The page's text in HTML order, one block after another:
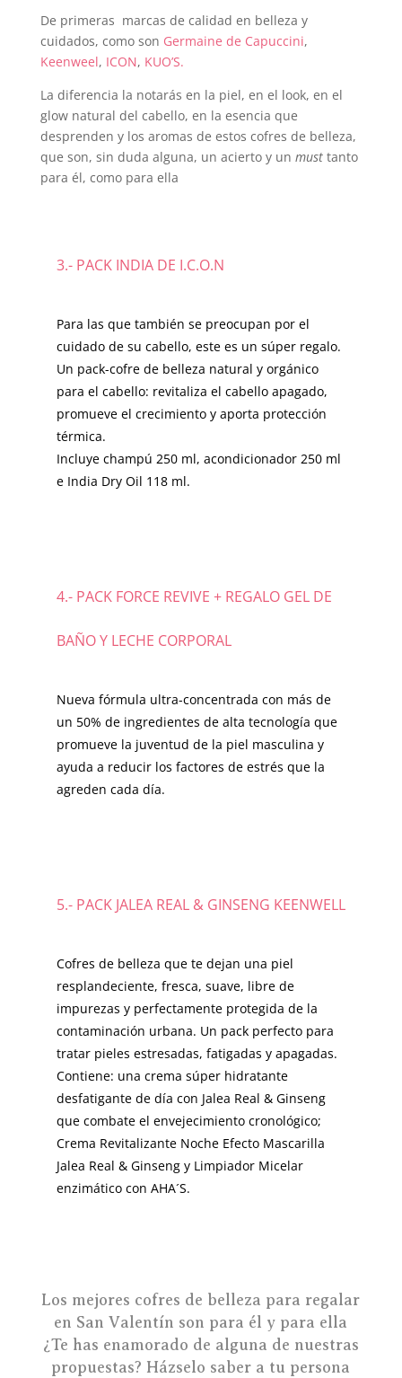
De primeras marcas de calidad en belleza y
cuidados, como son Germaine de Capuccini,
Keenweel, ICON, KUO’S.
La diferencia la notarás en la piel, en el look, en el
glow natural del cabello, en la esencia que
desprenden y los aromas de estos cofres de belleza,
que son, sin duda alguna, un acierto y un must tanto
para él, como para ella
3.- PACK INDIA DE I.C.O.N
Para las que también se preocupan por el
cuidado de su cabello, este es un súper regalo.
Un pack-cofre de belleza natural y orgánico
para el cabello: revitaliza el cabello apagado,
promueve el crecimiento y aporta protección
térmica.
Incluye champú 250 ml, acondicionador 250 ml
e India Dry Oil 118 ml.
4.- PACK FORCE REVIVE + REGALO GEL DE
BAÑO Y LECHE CORPORAL
Nueva fórmula ultra-concentrada con más de
un 50% de ingredientes de alta tecnología que
promueve la juventud de la piel masculina y
ayuda a reducir los factores de estrés que la
agreden cada día.
5.- PACK JALEA REAL & GINSENG KEENWELL
Cofres de belleza que te dejan una piel
resplandeciente, fresca, suave, libre de
impurezas y perfectamente protegida de la
contaminación urbana. Un pack perfecto para
tratar pieles estresadas, fatigadas y apagadas.
Contiene: una crema súper hidratante
desfatigante de día con Jalea Real & Ginseng
que combate el envejecimiento cronológico;
Crema Revitalizante Noche Efecto Mascarilla
Jalea Real & Ginseng y Limpiador Micelar
enzimático con AHA´S.
Los mejores cofres de belleza para regalar
en San Valentín son para él y para ella
¿Te has enamorado de alguna de nuestras
propuestas? Házselo saber a tu persona